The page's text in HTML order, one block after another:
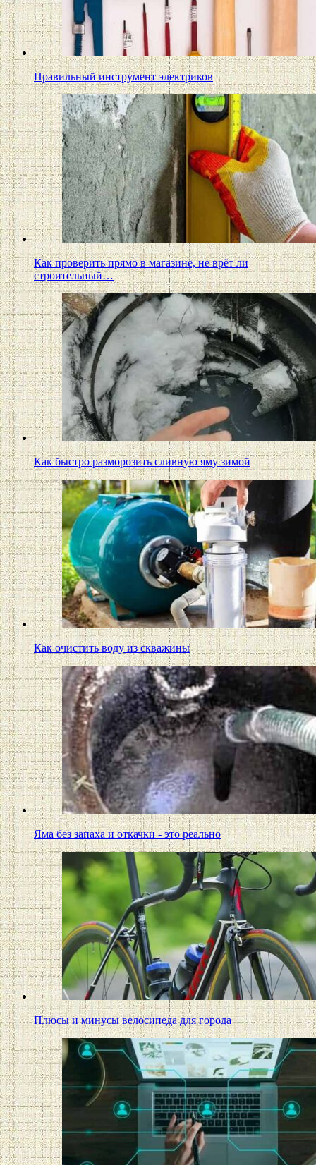
Правильный инструмент электриков
Как проверить прямо в магазине, не врёт ли
строительный…
Как быстро разморозить сливную яму зимой
Как очистить воду из скважины
Яма без запаха и откачки - это реально
Плюсы и минусы велосипеда для города